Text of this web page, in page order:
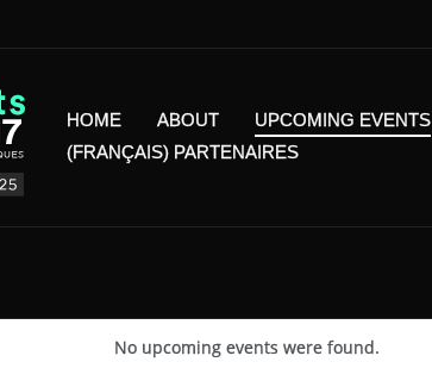
HOME ABOUT UPCOMING EVENTS
(FRANÇAIS) PARTENAIRES
No upcoming events were found.